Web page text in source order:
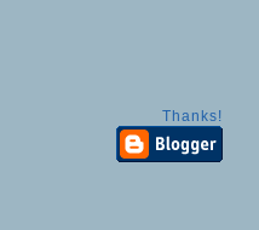
Thanks!